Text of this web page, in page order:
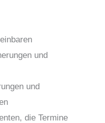
und
und
die Termine